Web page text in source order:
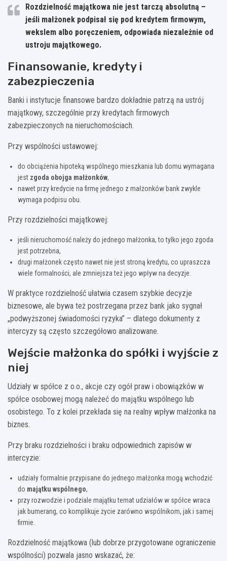
Rozdzielność majątkowa nie jest tarczą absolutną –
jeśli małżonek podpisał się pod kredytem firmowym,
wekslem albo poręczeniem, odpowiada niezależnie od
ustroju majątkowego.
Finansowanie, kredyty i
zabezpieczenia
Banki i instytucje finansowe bardzo dokładnie patrzą na ustrój
majątkowy, szczególnie przy kredytach firmowych
zabezpieczonych na nieruchomościach.
Przy wspólności ustawowej:
do obciążenia hipoteką wspólnego mieszkania lub domu wymagana
jest zgoda obojga małżonków,
nawet przy kredycie na firmę jednego z małżonków bank zwykle
wymaga podpisu obu.
Przy rozdzielności majątkowej:
jeśli nieruchomość należy do jednego małżonka, to tylko jego zgoda
jest potrzebna,
drugi małżonek często nawet nie jest stroną kredytu, co upraszcza
wiele formalności, ale zmniejsza też jego wpływ na decyzje.
W praktyce rozdzielność ułatwia czasem szybkie decyzje
biznesowe, ale bywa też postrzegana przez bank jako sygnał
„podwyższonej świadomości ryzyka” – dlatego dokumenty z
intercyzy są często szczegółowo analizowane.
Wejście małżonka do spółki i wyjście z
niej
Udziały w spółce z o.o., akcje czy ogół praw i obowiązków w
spółce osobowej mogą należeć do majątku wspólnego lub
osobistego. To z kolei przekłada się na realny wpływ małżonka na
biznes.
Przy braku rozdzielności i braku odpowiednich zapisów w
intercyzie:
udziały formalnie przypisane do jednego małżonka mogą wchodzić
do majątku wspólnego,
przy rozwodzie i podziale majątku temat udziałów w spółce wraca
jak bumerang, co komplikuje życie zarówno wspólnikom, jak i samej
firmie.
Rozdzielność majątkowa (lub dobrze przygotowane ograniczenie
wspólności) pozwala jasno wskazać, że: